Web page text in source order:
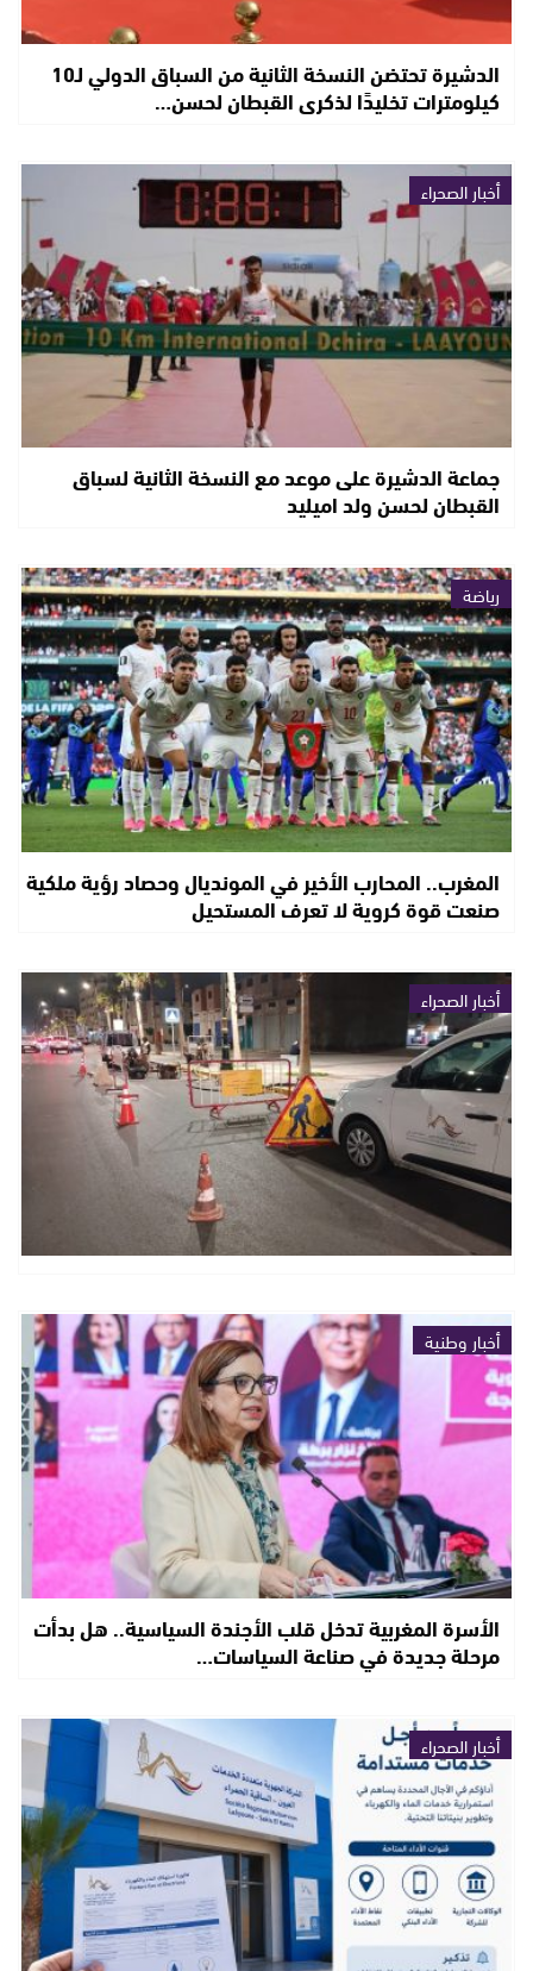
الدشيرة تحتضن النسخة الثانية من السباق الدولي لـ10
كيلومترات تخليدًا لذكرى القبطان لحسن…
أخبار الصحراء
جماعة الدشيرة على موعد مع النسخة الثانية لسباق
القبطان لحسن ولد اميليد
رياضة
المغرب.. المحارب الأخير في المونديال وحصاد رؤية ملكية
صنعت قوة كروية لا تعرف المستحيل
أخبار الصحراء
أخبار وطنية
الأسرة المغربية تدخل قلب الأجندة السياسية.. هل بدأت
مرحلة جديدة في صناعة السياسات…
أخبار الصحراء